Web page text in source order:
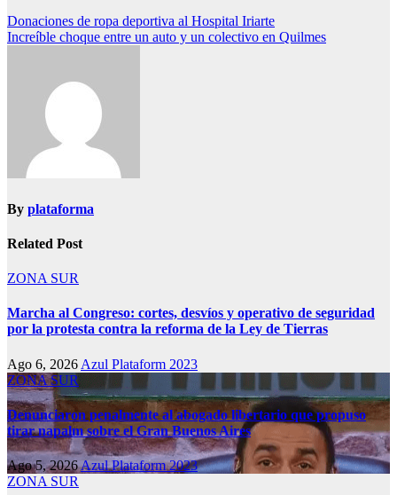
Navegación
de
Donaciones de ropa deportiva al Hospital Iriarte
Increíble choque entre un auto y un colectivo en Quilmes
By plataforma
Related Post
ZONA SUR
Marcha al Congreso: cortes, desvíos y operativo de seguridad
por la protesta contra la reforma de la Ley de Tierras
Ago 6, 2026 Azul Plataform 2023
ZONA SUR
Denunciaron penalmente al abogado libertario que propuso
tirar napalm sobre el Gran Buenos Aires
Ago 5, 2026Azul Plataform 2023
ZONA SUR